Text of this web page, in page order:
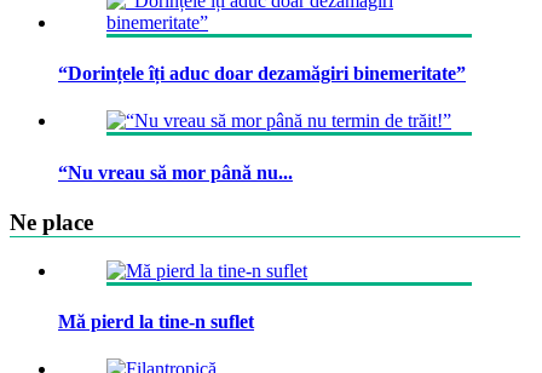
“Dorințele îți aduc doar dezamăgiri binemeritate”
“Nu vreau să mor până nu...
Ne place
Mă pierd la tine-n suflet